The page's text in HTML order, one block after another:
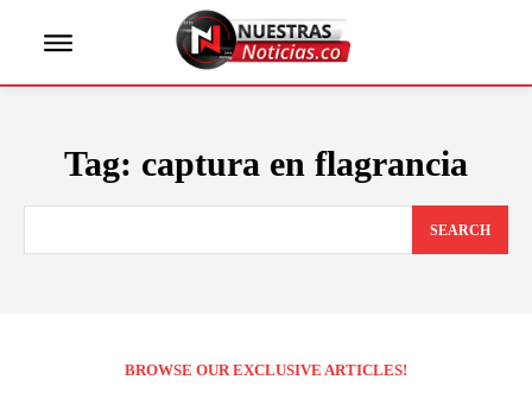
Tag: captura en flagrancia
SEARCH
BROWSE OUR EXCLUSIVE ARTICLES!